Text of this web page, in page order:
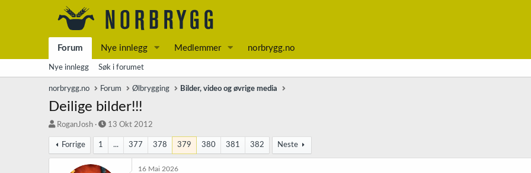
Forum Nye innlegg Medlemmer norbrygg.no
Nye innlegg Søk i forumet
norbrygg.no Forum Ølbrygging Bilder, video og øvrige media
Deilige bilder!!!
T
å
d
RoganJosh
S
r
13 Okt 2012
Forrige 1 ... 377 378 379 380 381 382 Neste
16 Mai 2026